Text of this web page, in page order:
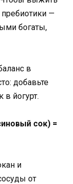
—
богаты,
в
добавьте
йогурт.
сок) =
и
от